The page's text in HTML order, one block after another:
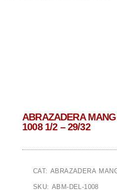
ABRAZADERA
1008 1/2 – 29/32
CAT: ABRAZADERA
SKU: ABM-DEL-1008